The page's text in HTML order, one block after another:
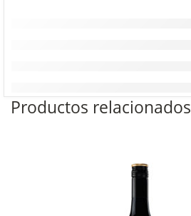
Productos relacionados